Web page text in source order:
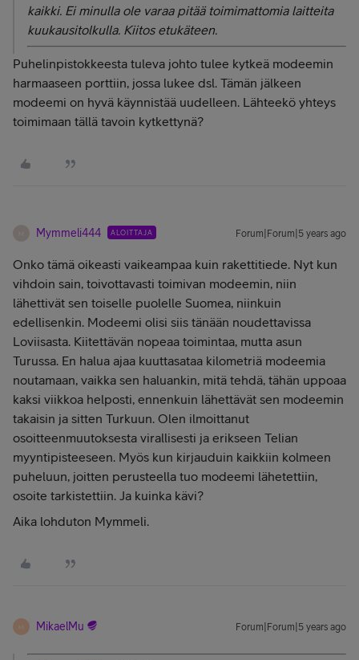
kaikki. Ei minulla ole varaa pitää toimimattomia laitteita
kuukausitolkulla. Kiitos etukäteen.
Puhelinpistokkeesta tuleva johto tulee kytkeä modeemin
harmaaseen porttiin, jossa lukee dsl. Tämän jälkeen
modeemi on hyvä käynnistää uudelleen. Lähteekö yhteys
toimimaan tällä tavoin kytkettynä?
Mymmeli444 ALOITTAJA Forum|Forum|5 years ago
Onko tämä oikeasti vaikeampaa kuin rakettitiede. Nyt kun
vihdoin sain, toivottavasti toimivan modeemin, niin
lähettivät sen toiselle puolelle Suomea, niinkuin
edellisenkin. Modeemi olisi siis tänään noudettavissa
Loviisasta. Kiitettävän nopeaa toimintaa, mutta asun
Turussa. En halua ajaa kuuttasataa kilometriä modeemia
noutamaan, vaikka sen haluankin, mitä tehdä, tähän uppoaa
kaksi viikkoa helposti, ennenkuin lähettävät sen modeemin
takaisin ja sitten Turkuun. Olen ilmoittanut
osoitteenmuutoksesta virallisesti ja erikseen Telian
myyntipisteeseen. Myös kun kirjauduin kaikkiin kolmeen
puheluun, joitten perusteella tuo modeemi lähetettiin,
osoite tarkistettiin. Ja kuinka kävi?
Aika lohduton Mymmeli.
M MikaelMu Forum|Forum|5 years ago